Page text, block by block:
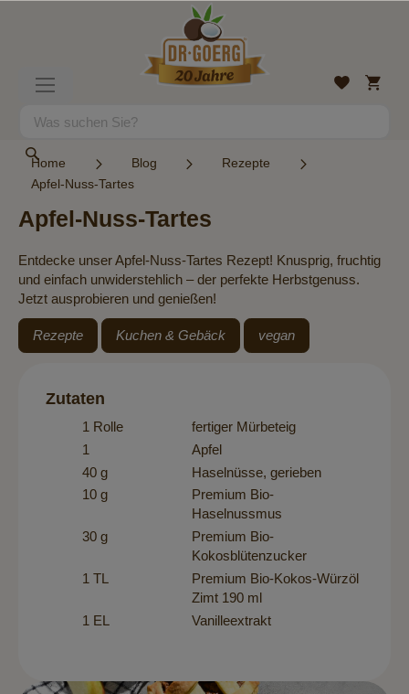
Suche
Wunschliste
Mein
Home Blog
Rezepte
Apfel-Nuss-Tartes
Apfel-Nuss-Tartes
Entdecke unser Apfel-Nuss-Tartes Rezept! Knusprig, fruchtig
und einfach unwiderstehlich – der perfekte Herbstgenuss.
Jetzt ausprobieren und genießen!
Rezepte Kuchen & Gebäck vegan
Zutaten
1 Rolle
fertiger Mürbeteig
1
Apfel
40 g
Haselnüsse, gerieben
10 g
Premium Bio-
Haselnussmus
30 g
Premium Bio-
Kokosblütenzucker
1 TL
Premium Bio-Kokos-Würzöl
Zimt 190 ml
1 EL
Vanilleextrakt